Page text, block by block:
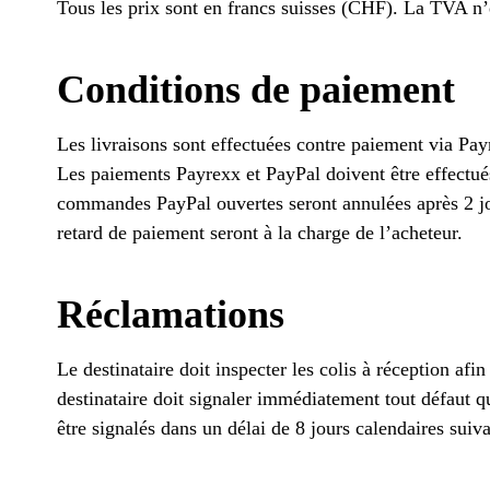
Tous les prix sont en francs suisses (CHF). La TVA
Conditions de paiement
Les livraisons sont effectuées contre paiement via
Les paiements Payrexx et PayPal doivent être
commandes PayPal ouvertes seront annulées après
retard de paiement seront à la charge de l’acheteur.
Réclamations
Le destinataire doit inspecter les colis à réception
destinataire doit signaler immédiatement tout défaut
être signalés dans un délai de 8 jours calendaires